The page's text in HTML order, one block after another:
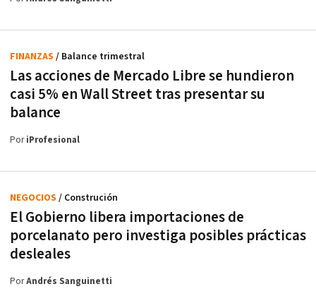
Las acciones de Mercado Libre se hundieron
casi 5% en Wall Street tras presentar su
balance
FINANZAS / Balance trimestral
PoriProfesional
El Gobierno libera importaciones de
porcelanato pero investiga posibles prácticas
desleales
NEGOCIOS / Construción
PorAndrés Sanguinetti